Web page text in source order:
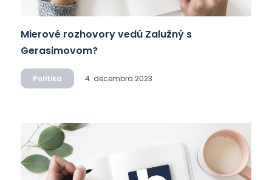
Mierové rozhovory vedú Zalužný s
Gerasimovom?
Politika 4. decembra 2023